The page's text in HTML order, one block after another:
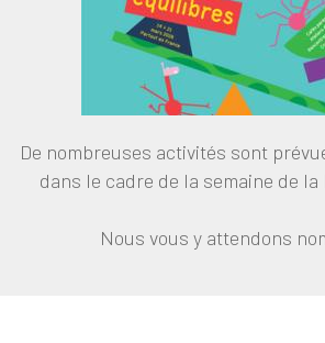
De nombreuses activités sont
dans le cadre de la semaine de
Nous vous y attendons